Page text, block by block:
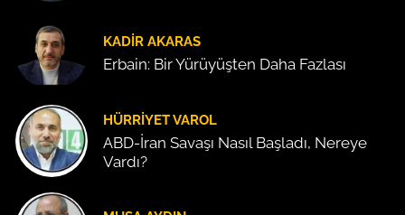
KADIR AKARAS
Erbain: Bir Yürüyüşten Daha Fazlası
HÜRRIYET VAROL
ABD-İran Savaşı Nasıl Başladı, Nereye
Vardı?